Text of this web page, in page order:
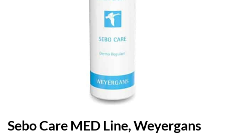
Sebo Care MED Line, Weyergans